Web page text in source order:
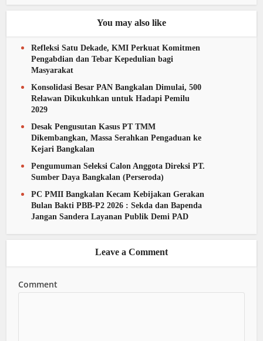
You may also like
Refleksi Satu Dekade, KMI Perkuat Komitmen
Pengabdian dan Tebar Kepedulian bagi
Masyarakat
Konsolidasi Besar PAN Bangkalan Dimulai, 500
Relawan Dikukuhkan untuk Hadapi Pemilu
2029
Desak Pengusutan Kasus PT TMM
Dikembangkan, Massa Serahkan Pengaduan ke
Kejari Bangkalan
Pengumuman Seleksi Calon Anggota Direksi PT.
Sumber Daya Bangkalan (Perseroda)
PC PMII Bangkalan Kecam Kebijakan Gerakan
Bulan Bakti PBB-P2 2026 : Sekda dan Bapenda
Jangan Sandera Layanan Publik Demi PAD
Leave a Comment
Comment